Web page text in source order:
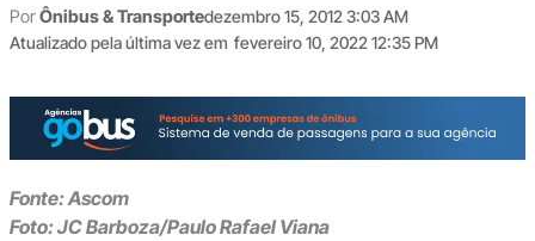
PorÔnibus & Transportedezembro 15, 2012 3:03 AM
Atualizado pela última vez em fevereiro 10, 2022 12:35 PM
Fonte: Ascom
Foto: JC Barboza/Paulo Rafael Viana